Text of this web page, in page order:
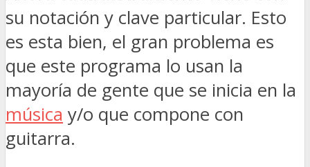
su notación y clave particular. Esto
es esta bien, el gran problema es
que este programa lo usan la
mayoría de gente que se inicia en la
música y/o que compone con
guitarra.